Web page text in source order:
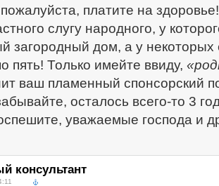
платите на
слугу народного, у
загородный дом, а у некоторых
пять! Только имейте ввиду,
ваш пламенный спонсорский
осталось всего-то 3
уважаемые господа и
консультант